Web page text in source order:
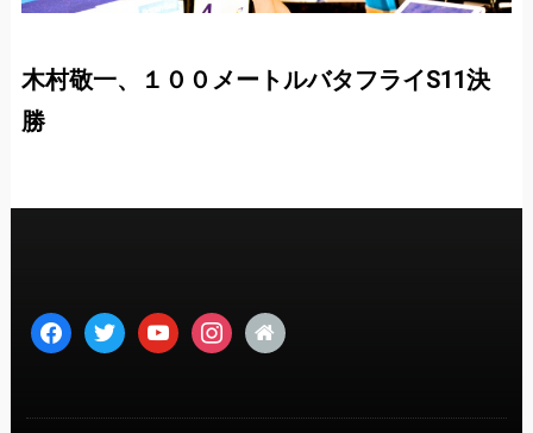
木村敬一、１００メートルバタフライS11決
勝
facebooktwitter youtubeinstagram
home